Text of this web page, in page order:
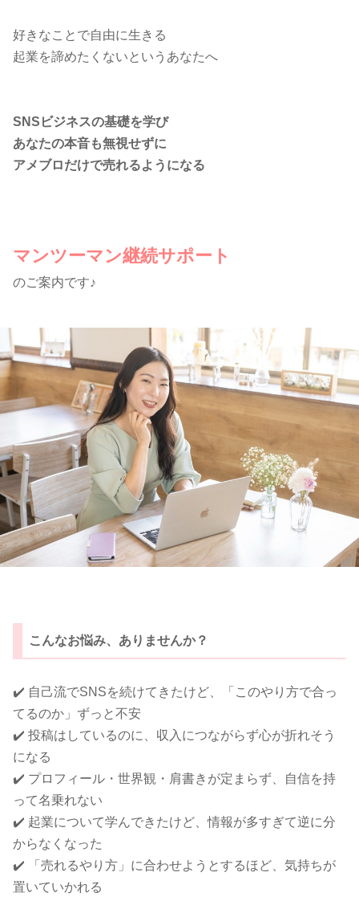
好きなことで自由に生きる
起業を諦めたくないというあなたへ
SNSビジネスの基礎を学び
あなたの本音も無視せずに
アメブロだけで売れるようになる
マンツーマン継続サポート
のご案内です♪
こんなお悩み、ありませんか？
✔️ 自己流でSNSを続けてきたけど、「このやり方で合っ
てるのか」ずっと不安
✔️ 投稿はしているのに、収入につながらず心が折れそう
になる
✔️ プロフィール・世界観・肩書きが定まらず、自信を持
って名乗れない
✔️ 起業について学んできたけど、情報が多すぎて逆に分
からなくなった
✔️ 「売れるやり方」に合わせようとするほど、気持ちが
置いていかれる